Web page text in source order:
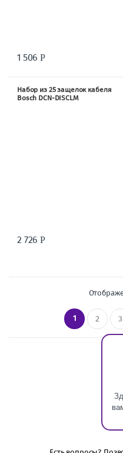
1 506Р
Набор из 25 защелок кабеля
Bosch DCN-DISCLM
2 726Р
1 2 3